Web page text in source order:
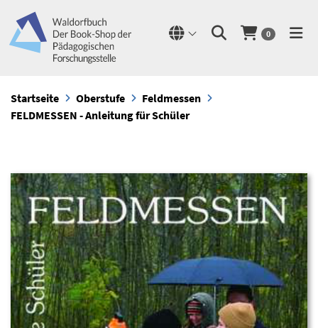
0
Startseite Oberstufe
Feldmessen
FELDMESSEN - Anleitung für Schüler